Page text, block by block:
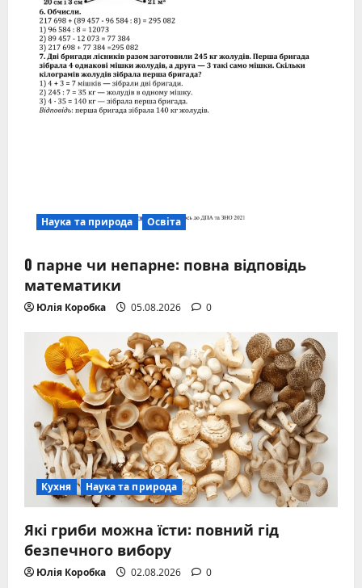
Наука та природа Освіта
0 парне чи непарне: повна відповідь
математики
Юлія Коробка 05.08.2026 0
Кухня Наука та природа
Які гриби можна їсти: повний гід
безпечного вибору
Юлія Коробка 02.08.2026 0